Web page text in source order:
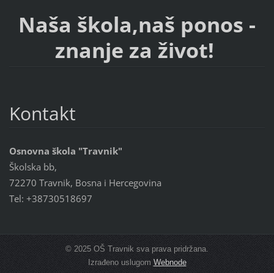
Naša škola,naš ponos -
znanje za život!
Kontakt
Osnovna škola "Travnik"
Školska bb,
72270 Travnik, Bosna i Hercegovina
Tel: +38730518697
© 2025 OŠ Travnik sva prava pridržana.
Izrađeno uslugom Webnode